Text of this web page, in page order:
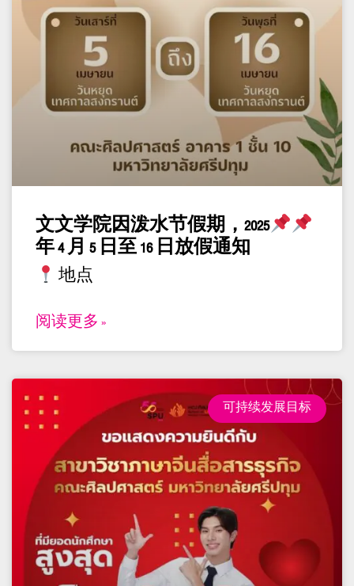
文文学院因泼水节假期，2025
年 4 月 5 日至 16 日放假通知
地点
阅读更多 »
可持续发展目标